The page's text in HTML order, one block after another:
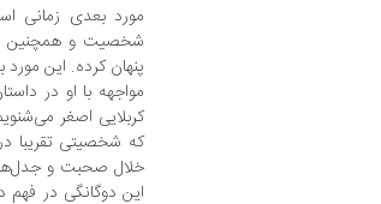
مورد بعدی زمانی
شخصیت و همچنین
پنهان کرده. این
مواجهه با او در
کربلایی اصغر
که شخصیتی تقریبا
خلال صحبت‌ و جدل‌ها
این دوگانگی در فهم